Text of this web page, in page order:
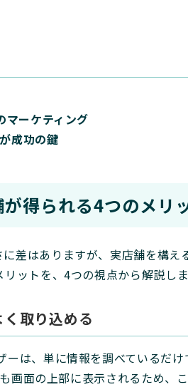
マーケティング
成功の鍵
得られる4つのメリ
差はありますが、実店舗を構え
ットを、4つの視点から解説しま
取り込める
は、単に情報を調べているだ
面の上部に表示されるため、